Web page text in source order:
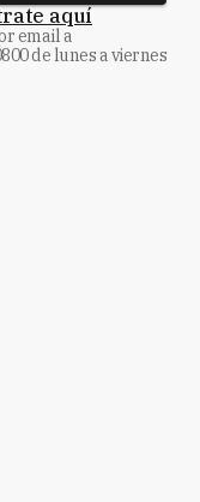
aquí
email a
de lunes a viernes